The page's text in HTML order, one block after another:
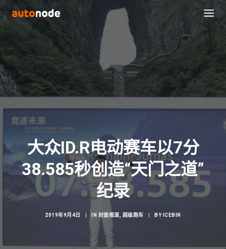
Search
大众ID.R电动赛车以7分
38.585秒创造“天门之道”
纪录
2019年9月4日 IN 封面报道 超级跑车 BY ICEBIN